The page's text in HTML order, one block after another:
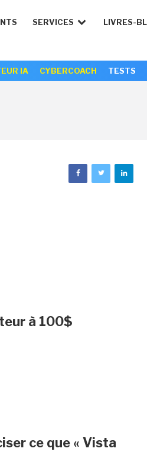
SERVICES LIVRES-
IA CYBERCOACH TESTS
à 100$
ce que « Vista